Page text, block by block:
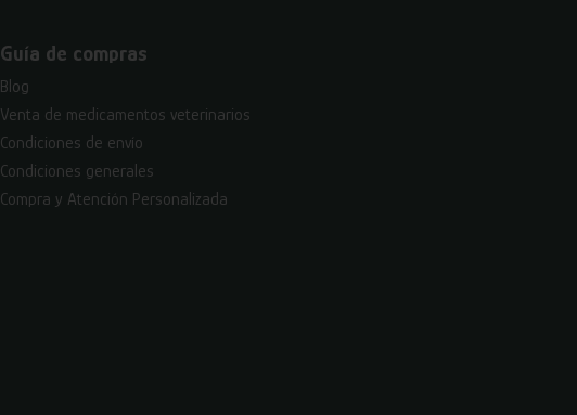
Guía de compras
Blog
Venta de medicamentos veterinarios
Condiciones de envío
Condiciones generales
Compra y Atención Personalizada